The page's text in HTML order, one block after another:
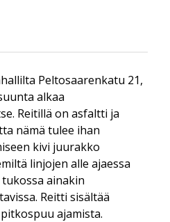
Peltosaarenkatu 21,
alkaa
Reitillä on asfaltti ja
nämä tulee ihan
kivi juurakko
linjojen alle ajaessa
ainakin
Reitti sisältää
ajamista.